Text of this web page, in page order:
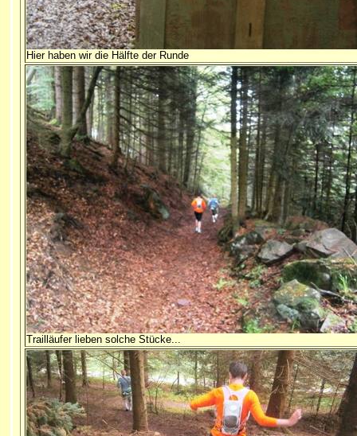
Hier haben wir die Hälfte der Runde
Trailläufer lieben solche Stücke...